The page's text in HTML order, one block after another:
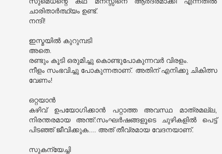
ചാരിതാർത്ഥ്യം ഉണ്ട്.
നന്ദി!
ഇസ്മയിൽ കുറുമ്പടി
അതെ.
രണ്ടും കൂടി ഒരുമിച്ചു കൊണ്ടുപോകുന്നവർ വിരളം.
നീളം സംഭവിച്ചു പോകുന്നതാണ്. അതിന് എനിക്കു ചികിത്സ
വേണം!
ഒറ്റയാൻ
കഴിവ് ഉപയോഗിക്കാൻ പറ്റാത്ത അവസ്ഥ മാത്രമല്ല,
നിരന്തരമായ അന്ത്:സംഘർഷങ്ങളൂടെ ചുഴികളിൽ പെട്ട്
പിടഞ്ഞ് ജീവിക്കുക.... അത് തീവ്രമായ വേദനയാണ്.
സുകന്യേച്ചി